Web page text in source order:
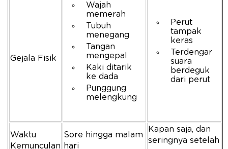
Gejala Fisik
Wajah
memerah
Tubuh
menegang
Tangan
mengepal
Kaki ditarik
ke dada
Punggung
melengkung
Perut
tampak
keras
Terdengar
suara
berdeguk
dari perut
Waktu
Kemunculan
Sore hingga malam
hari
Kapan saja, dan
seringnya setelah